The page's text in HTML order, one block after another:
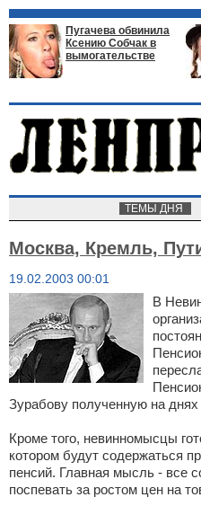
Пугачева обвинила
Ксению Собчак в
вымогательстве
ТЕМЫ ДНЯ
Москва, Кремль,
19.02.2003 00:01
В
Зурабову полученную на
Кроме того, невинномысцы
котором будут содержаться
пенсий. Главная мысль - все
поспевать за ростом цен на